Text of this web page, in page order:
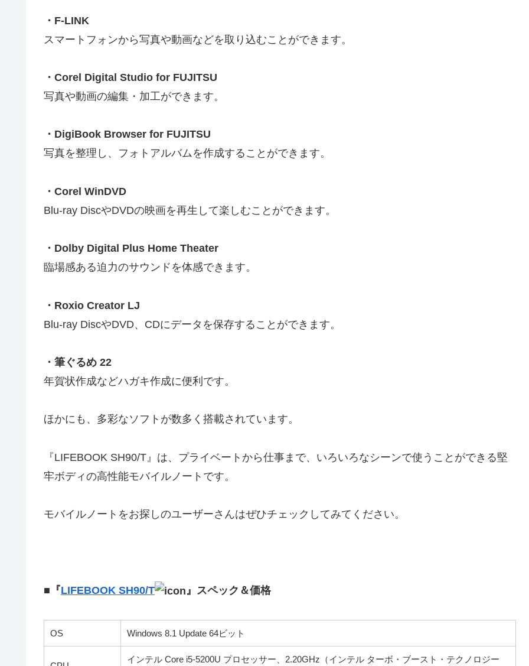
・F-LINK
スマートフォンから写真や動画などを取り込むことができます。
・Corel Digital Studio for FUJITSU
写真や動画の編集・加工ができます。
・DigiBook Browser for FUJITSU
写真を整理し、フォトアルバムを作成することができます。
・Corel WinDVD
Blu-ray DiscやDVDの映画を再生して楽しむことができます。
・Dolby Digital Plus Home Theater
臨場感ある迫力のサウンドを体感できます。
・Roxio Creator LJ
Blu-ray DiscやDVD、CDにデータを保存することができます。
・筆ぐるめ 22
年賀状作成などハガキ作成に便利です。
ほかにも、多彩なソフトが数多く搭載されています。
『LIFEBOOK SH90/T』は、プライベートから仕事まで、いろいろなシーンで使うことができる堅
牢ボディの高性能モバイルノートです。
モバイルノートをお探しのユーザーさんはぜひチェックしてみてください。
■『LIFEBOOK SH90/T 』スペック＆価格
OS Windows 8.1 Update 64ビット
インテル Core i5-5200U プロセッサー、2.20GHz（インテル ターボ・ブースト・テクノロジー